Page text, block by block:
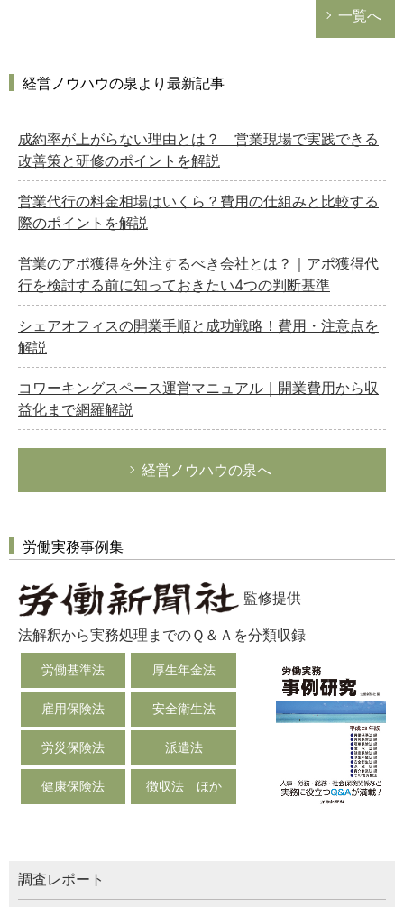
一覧へ
経営ノウハウの泉より最新記事
成約率が上がらない理由とは？ 営業現場で実践できる
改善策と研修のポイントを解説
営業代行の料金相場はいくら？費用の仕組みと比較する
際のポイントを解説
営業のアポ獲得を外注するべき会社とは？｜アポ獲得代
行を検討する前に知っておきたい4つの判断基準
シェアオフィスの開業手順と成功戦略！費用・注意点を
解説
コワーキングスペース運営マニュアル｜開業費用から収
益化まで網羅解説
経営ノウハウの泉へ
労働実務事例集
監修提供
法解釈から実務処理までのＱ＆Ａを分類収録
労働基準法 厚生年金法
雇用保険法 安全衛生法
労災保険法 派遣法
健康保険法 徴収法 ほか
調査レポート